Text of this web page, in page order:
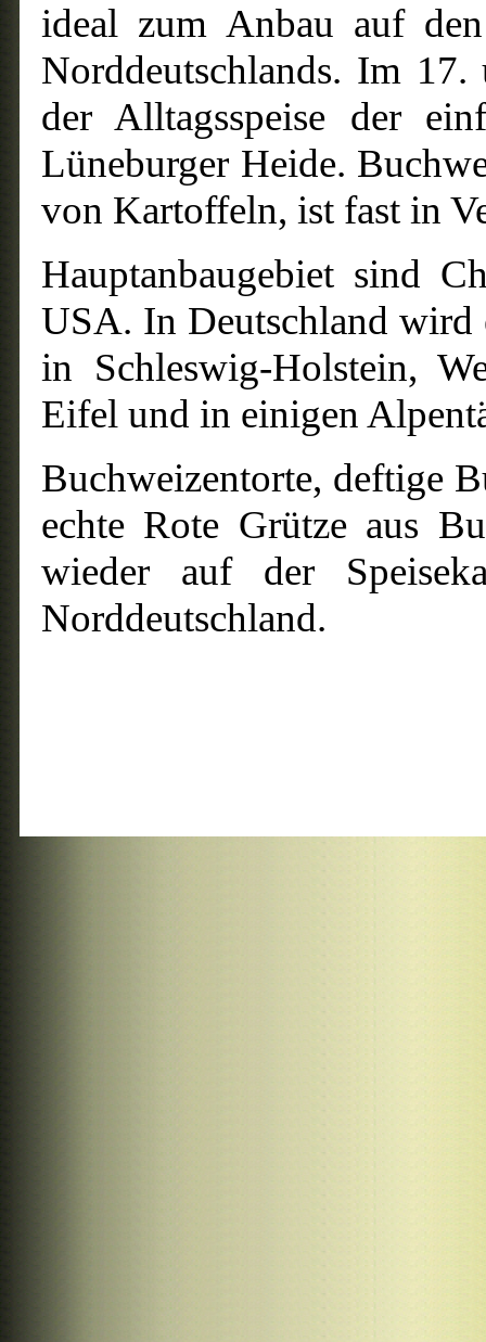
ideal zum Anbau auf
Norddeutschlands. Im
der Alltagsspeise der
Lüneburger Heide.
von Kartoffeln, ist fast in
Hauptanbaugebiet sind
USA. In Deutschland wird
in Schleswig-Holstein,
Eifel und in einigen
Buchweizentorte, deftige
echte Rote Grütze aus
wieder auf der
Norddeutschland.